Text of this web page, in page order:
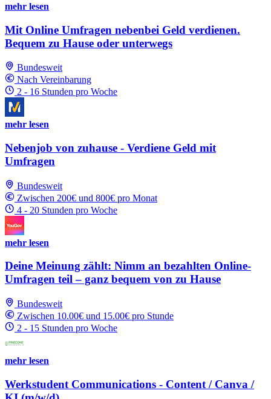
mehr lesen
Mit Online Umfragen nebenbei Geld verdienen.
Bequem zu Hause oder unterwegs
Bundesweit
Nach Vereinbarung
2 - 16 Stunden pro Woche
mehr lesen
Nebenjob von zuhause - Verdiene Geld mit
Umfragen
Bundesweit
Zwischen 200€ und 800€ pro Monat
4 - 20 Stunden pro Woche
mehr lesen
Deine Meinung zählt: Nimm an bezahlten Online-
Umfragen teil – ganz bequem von zu Hause
Bundesweit
Zwischen 10.00€ und 15.00€ pro Stunde
2 - 15 Stunden pro Woche
mehr lesen
Werkstudent Communications - Content / Canva /